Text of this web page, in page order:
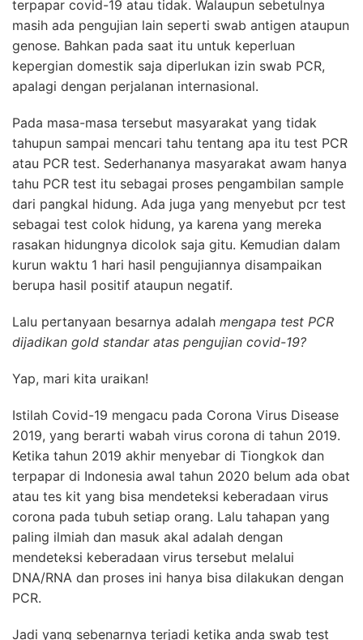
terpapar covid-19 atau tidak. Walaupun sebetulnya
masih ada pengujian lain seperti swab antigen ataupun
genose. Bahkan pada saat itu untuk keperluan
kepergian domestik saja diperlukan izin swab PCR,
apalagi dengan perjalanan internasional.
Pada masa-masa tersebut masyarakat yang tidak
tahupun sampai mencari tahu tentang apa itu test PCR
atau PCR test. Sederhananya masyarakat awam hanya
tahu PCR test itu sebagai proses pengambilan sample
dari pangkal hidung. Ada juga yang menyebut pcr test
sebagai test colok hidung, ya karena yang mereka
rasakan hidungnya dicolok saja gitu. Kemudian dalam
kurun waktu 1 hari hasil pengujiannya disampaikan
berupa hasil positif ataupun negatif.
Lalu pertanyaan besarnya adalah mengapa test PCR
dijadikan gold standar atas pengujian covid-19?
Yap, mari kita uraikan!
Istilah Covid-19 mengacu pada Corona Virus Disease
2019, yang berarti wabah virus corona di tahun 2019.
Ketika tahun 2019 akhir menyebar di Tiongkok dan
terpapar di Indonesia awal tahun 2020 belum ada obat
atau tes kit yang bisa mendeteksi keberadaan virus
corona pada tubuh setiap orang. Lalu tahapan yang
paling ilmiah dan masuk akal adalah dengan
mendeteksi keberadaan virus tersebut melalui
DNA/RNA dan proses ini hanya bisa dilakukan dengan
PCR.
Jadi yang sebenarnya terjadi ketika anda swab test